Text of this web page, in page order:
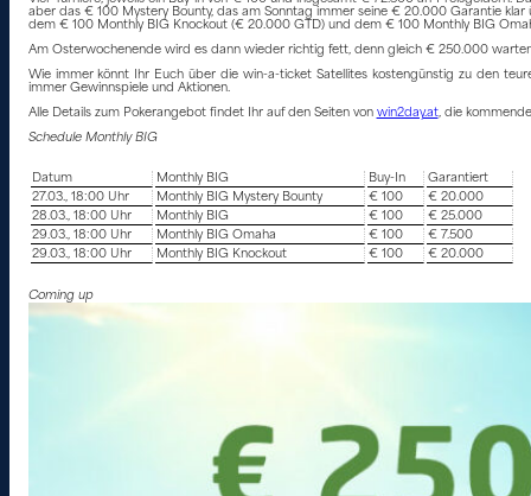
aber das € 100 Mystery Bounty, das am Sonntag immer seine € 20.000 Garantie
dem € 100 Monthly BIG Knockout (€ 20.000 GTD) und dem € 100 Monthly BIG
Am Osterwochenende wird es dann wieder richtig fett, denn gleich € 250.000
Wie immer könnt Ihr Euch über die win-a-ticket Satellites kostengünstig zu den
immer Gewinnspiele und Aktionen.
Alle Details zum Pokerangebot findet Ihr auf den Seiten von win2day.at, die
Schedule Monthly BIG
Datum Monthly BIG Buy-In
Garantiert
27.03., 18:00 Uhr
Monthly BIG Mystery Bounty € 100
€ 20.000
28.03., 18:00 Uhr
Monthly BIG € 100
€ 25.000
29.03., 18:00 Uhr
Monthly BIG Omaha € 100
€ 7.500
29.03., 18:00 Uhr
Monthly BIG Knockout € 100 € 20.000
Coming up